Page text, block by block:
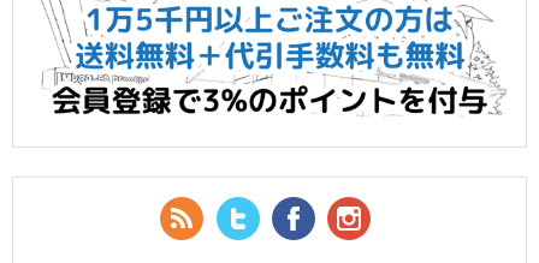
RSS Feed
Twitter Facebook